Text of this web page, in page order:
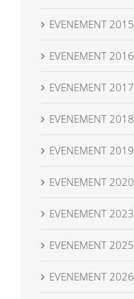
EVENEMENT 2015
EVENEMENT 2016
EVENEMENT 2017
EVENEMENT 2018
EVENEMENT 2019
EVENEMENT 2020
EVENEMENT 2023
EVENEMENT 2025
EVENEMENT 2026